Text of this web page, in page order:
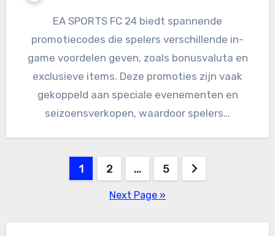
EA SPORTS FC 24 biedt spannende
promotiecodes die spelers verschillende in-
game voordelen geven, zoals bonusvaluta en
exclusieve items. Deze promoties zijn vaak
gekoppeld aan speciale evenementen en
seizoensverkopen, waardoor spelers…
1 2 … 5
Next Page »